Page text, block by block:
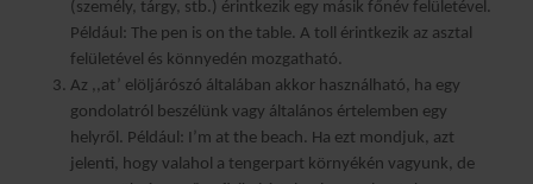
(személy, tárgy, stb.) érintkezik egy másik főnév felületével.
Például: The pen is on the table. A toll érintkezik az asztal
felületével és könnyedén mozgatható.
Az ,,at’ elöljárószó általában akkor használható, ha egy
gondolatról beszélünk vagy általános értelemben egy
helyről. Például: I’m at the beach. Ha ezt mondjuk, azt
jelenti, hogy valahol a tengerpart környékén vagyunk, de